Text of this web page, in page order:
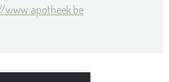
www.apotheek.be